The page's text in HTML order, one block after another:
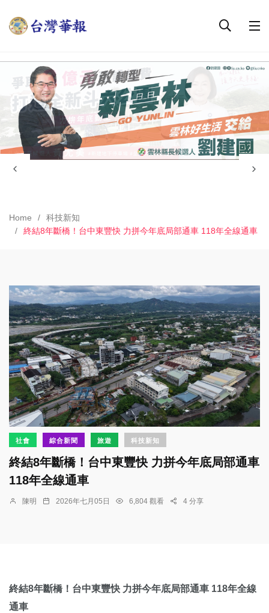
Home
科技新知
終結8年斷橋！台中東豐快 力拼今年底局部通車 118年全線通車
社會 綜合新聞 旅遊 科技新知
終結8年斷橋！台中東豐快 力拼今年底局部通車
118年全線通車
陳明 2026年七月05日 6,804 觀看 4 分享
終結8年斷橋！台中東豐快 力拼今年底局部通車 118年全線
通車